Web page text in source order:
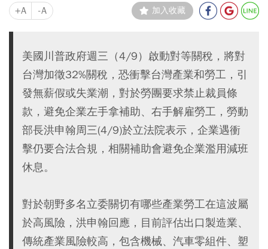
+A -A 加入收藏
美國川普政府週三（4/9）啟動對等關稅，將對
台灣加徵32%關稅，恐衝擊台灣產業和勞工，引
發無薪假或失業潮，對於勞團要求禁止裁員條
款，避免企業左手拿補助、右手解雇勞工，勞動
部長洪申翰周三(4/9)於立法院表示，企業遇衝
擊仍要合法合規，相關補助會避免企業濫用減班
休息。
對於朝野多名立委關切有哪些產業勞工在這波屬
於高風險，洪申翰回應，目前評估出口製造業、
傳統產業風險較高，包含機械、汽車零組件、塑